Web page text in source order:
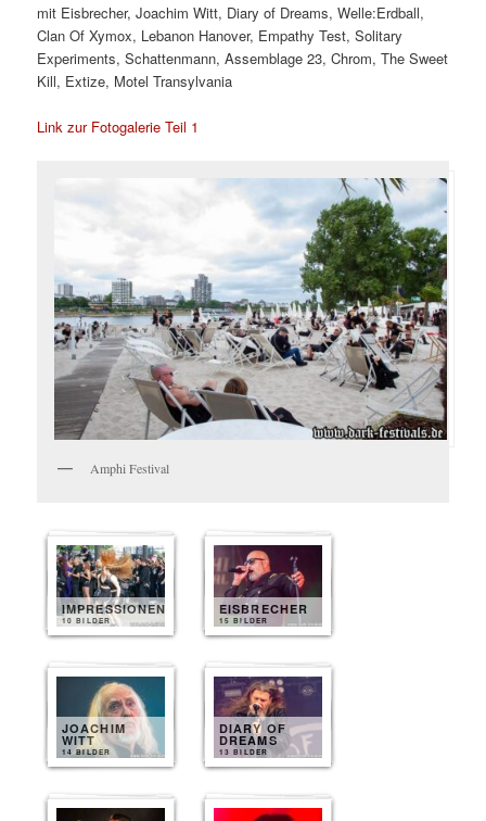
mit Eisbrecher, Joachim Witt, Diary of Dreams, Welle:Erdball,
Clan Of Xymox, Lebanon Hanover, Empathy Test, Solitary
Experiments, Schattenmann, Assemblage 23, Chrom, The Sweet
Kill, Extize, Motel Transylvania
Link zur Fotogalerie Teil 1
Amphi Festival
IMPRESSIONEN
10 BILDER
EISBRECHER
15 BILDER
JOACHIM
WITT
14 BILDER
DIARY OF
DREAMS
13 BILDER